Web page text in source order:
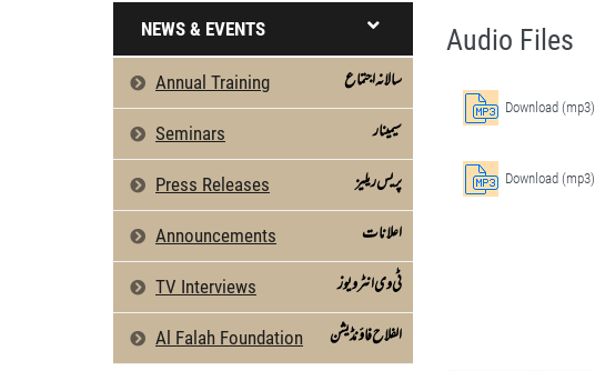
NEWS & EVENTS
Annual Training سالانہ اجتماع
Seminars سیمینار
Press Releases پریس ریلیز
Announcements اعلانات
TV Interviews ٹی وی انٹرویوز
Al Falah Foundation الفلاح فاؤنڈیشن
Audio Files
Download (mp3)
Download (mp3)